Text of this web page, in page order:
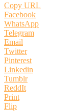
Copy URL
Facebook
WhatsApp
Telegram
Email
Twitter
Pinterest
Linkedin
Tumblr
ReddIt
Print
Flip